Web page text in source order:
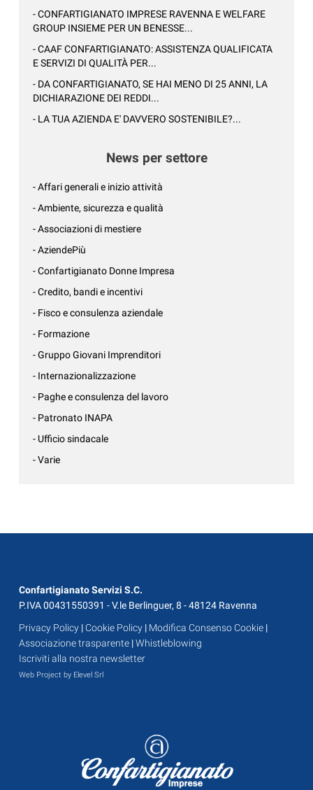
- CONFARTIGIANATO IMPRESE RAVENNA E WELFARE
GROUP INSIEME PER UN BENESSE...
- CAAF CONFARTIGIANATO: ASSISTENZA QUALIFICATA
E SERVIZI DI QUALITÀ PER...
- DA CONFARTIGIANATO, SE HAI MENO DI 25 ANNI, LA
DICHIARAZIONE DEI REDDI...
- LA TUA AZIENDA E' DAVVERO SOSTENIBILE?...
News per settore
- Affari generali e inizio attività
- Ambiente, sicurezza e qualità
- Associazioni di mestiere
- AziendePiù
- Confartigianato Donne Impresa
- Credito, bandi e incentivi
- Fisco e consulenza aziendale
- Formazione
- Gruppo Giovani Imprenditori
- Internazionalizzazione
- Paghe e consulenza del lavoro
- Patronato INAPA
- Ufficio sindacale
- Varie
Confartigianato Servizi S.C.
P.IVA 00431550391 - V.le Berlinguer, 8 - 48124 Ravenna
Privacy Policy |Cookie Policy | Modifica Consenso Cookie |
Associazione trasparente |Whistleblowing
Iscriviti alla nostra newsletter
Web Project by Elevel Srl